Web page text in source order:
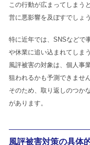
この行動が広まってしまう
営に悪影響を及ぼすでしょう
特に近年では、SNSなどで
や休業に追い込まれてしま
風評被害の対象は、個人事
狙われるかも予測できません
そのため、取り返しのつか
があります。
風評被害対策の具体